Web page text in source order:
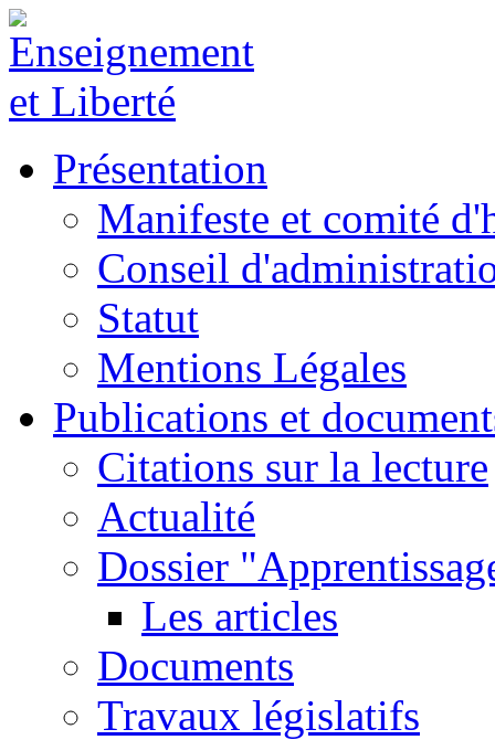
Présentation
Manifeste et comité
Conseil
Statut
Mentions Légales
Publications et
Citations sur la lecture
Actualité
Dossier
Les articles
Documents
Travaux législatifs